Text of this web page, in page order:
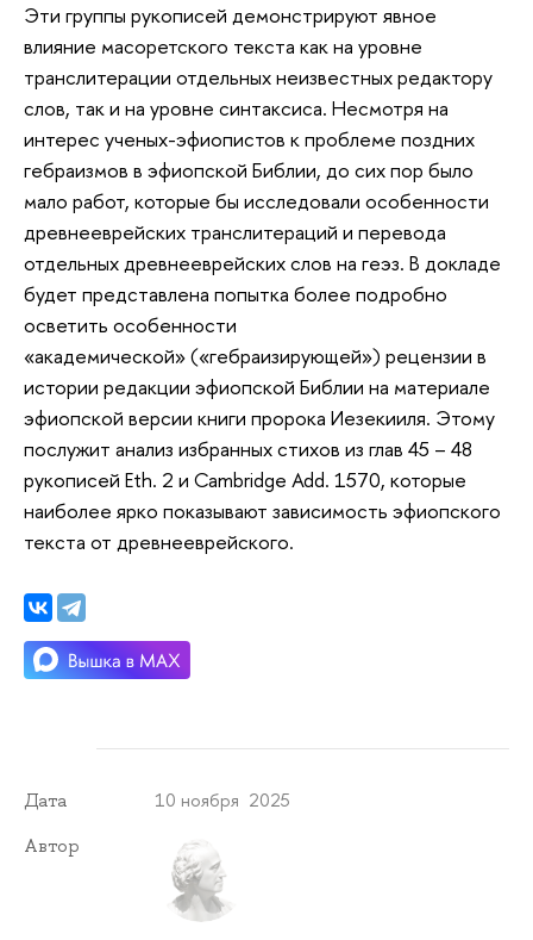
Эти группы рукописей демонстрируют явное
влияние масоретского текста как на уровне
транслитерации отдельных неизвестных редактору
слов, так и на уровне синтаксиса. Несмотря на
интерес ученых-эфиопистов к проблеме поздних
гебраизмов в эфиопской Библии, до сих пор было
мало работ, которые бы исследовали особенности
древнееврейских транслитераций и перевода
отдельных древнееврейских слов на геэз. В докладе
будет представлена попытка более подробно
осветить особенности
«академической» («гебраизирующей») рецензии в
истории редакции эфиопской Библии на материале
эфиопской версии книги пророка Иезекииля. Этому
послужит анализ избранных стихов из глав 45 – 48
рукописей Eth. 2 и Cambridge Add. 1570, которые
наиболее ярко показывают зависимость эфиопского
текста от древнееврейского.
Дата 10 ноября 2025
Автор